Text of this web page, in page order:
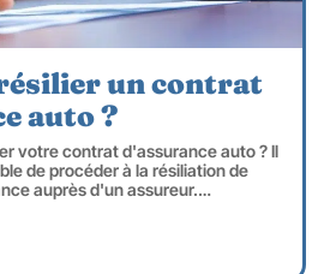
un contrat
auto ?
votre contrat d'assurance auto ? Il
de procéder à la résiliation de
auprès d'un assureur.…